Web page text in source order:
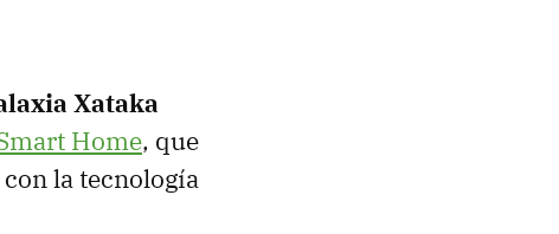
Xataka
Home, que
la tecnología